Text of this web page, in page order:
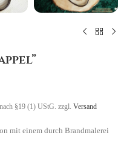
§19 (1) UStG. zzgl. Versand
mit einem durch Brandmalerei